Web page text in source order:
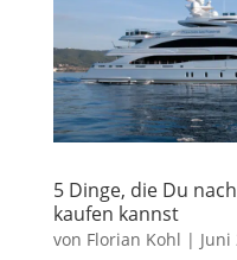
5 Dinge, die Du
kaufen kannst
von Florian Kohl | Juni